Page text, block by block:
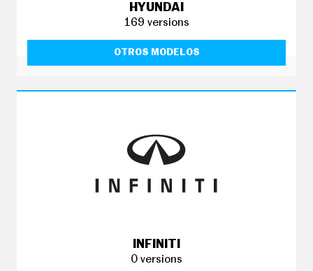
HYUNDAI
169 versions
OTROS MODELOS
INFINITI
0 versions